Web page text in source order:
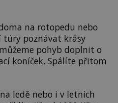
na rotopedu nebo
túry poznávat krásy
pohyb doplnit o
koníček. Spálíte přitom
ledě nebo i v letních